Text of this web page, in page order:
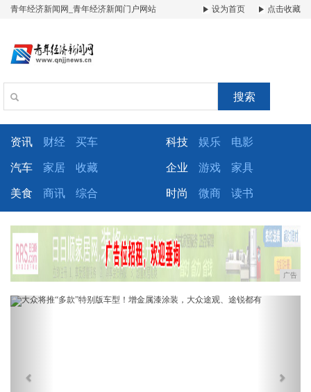
青年经济新闻网_青年经济新闻门户网站 设为首页 点击收藏
搜索
资讯 财经 买车 科技 娱乐 电影
汽车 家居 收藏 企业 游戏 家具
美食 商讯 综合 时尚 微商 读书
广告
Previous